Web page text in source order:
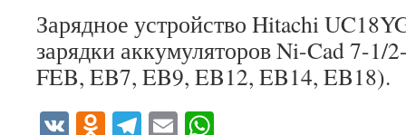
Зарядное устройство Hitachi
зарядки аккумуляторов Ni-Cad 7-1/
FEB, EB7, EB9, EB12, EB14, EB18).
VKOdnoklassniki
Telegram
Email